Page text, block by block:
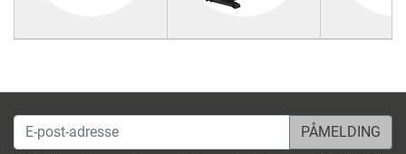
E-post-adresse